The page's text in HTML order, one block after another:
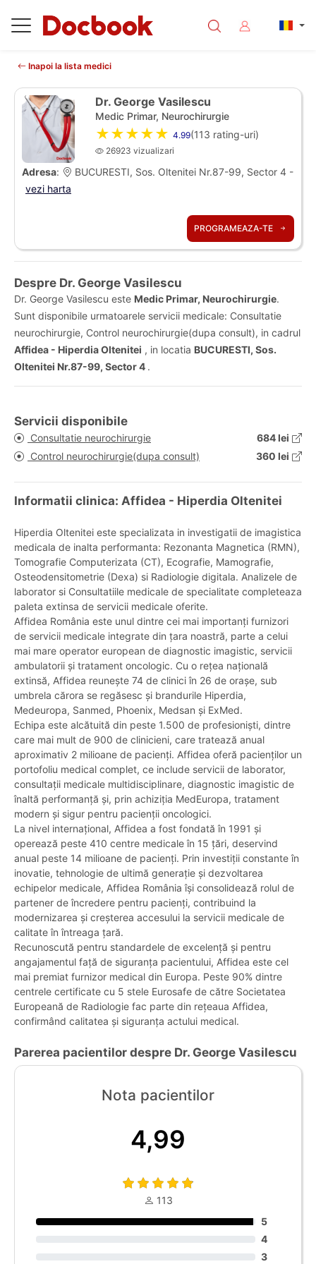
Inapoi la lista medici
Dr. George Vasilescu
Medic Primar, Neurochirurgie
★★★★★ 4.99(113 rating-uri)
26923 vizualizari
Adresa:
BUCURESTI, Sos. Oltenitei Nr.87-99, Sector 4 -
vezi harta
PROGRAMEAZA-TE
Despre Dr. George Vasilescu
Dr. George Vasilescu este Medic Primar, Neurochirurgie.
Sunt disponibile urmatoarele servicii medicale: Consultatie
neurochirurgie, Control neurochirurgie(dupa consult), in cadrul
Affidea - Hiperdia Oltenitei , in locatia BUCURESTI, Sos.
Oltenitei Nr.87-99, Sector 4 .
Servicii disponibile
Consultatie neurochirurgie
684 lei
Control neurochirurgie(dupa consult)
360 lei
Informatii clinica: Affidea - Hiperdia Oltenitei
Hiperdia Oltenitei este specializata in investigatii de imagistica
medicala de inalta performanta: Rezonanta Magnetica (RMN),
Tomografie Computerizata (CT), Ecografie, Mamografie,
Osteodensitometrie (Dexa) si Radiologie digitala. Analizele de
laborator si Consultatiile medicale de specialitate completeaza
paleta extinsa de servicii medicale oferite.
Affidea România este unul dintre cei mai importanți furnizori
de servicii medicale integrate din țara noastră, parte a celui
mai mare operator european de diagnostic imagistic, servicii
ambulatorii și tratament oncologic. Cu o rețea națională
extinsă, Affidea reunește 74 de clinici în 26 de orașe, sub
umbrela cărora se regăsesc și brandurile Hiperdia,
Medeuropa, Sanmed, Phoenix, Medsan și ExMed.
Echipa este alcătuită din peste 1.500 de profesioniști, dintre
care mai mult de 900 de clinicieni, care tratează anual
aproximativ 2 milioane de pacienți. Affidea oferă pacienților un
portofoliu medical complet, ce include servicii de laborator,
consultații medicale multidisciplinare, diagnostic imagistic de
înaltă performanță și, prin achiziția MedEuropa, tratament
modern și sigur pentru pacienții oncologici.
La nivel internațional, Affidea a fost fondată în 1991 și
operează peste 410 centre medicale în 15 țări, deservind
anual peste 14 milioane de pacienți. Prin investiții constante în
inovatie, tehnologie de ultimă generație și dezvoltarea
echipelor medicale, Affidea România își consolidează rolul de
partener de încredere pentru pacienți, contribuind la
modernizarea și creșterea accesului la servicii medicale de
calitate în întreaga țară.
Recunoscută pentru standardele de excelență și pentru
angajamentul față de siguranța pacientului, Affidea este cel
mai premiat furnizor medical din Europa. Peste 90% dintre
centrele certificate cu 5 stele Eurosafe de către Societatea
Europeană de Radiologie fac parte din rețeaua Affidea,
confirmând calitatea și siguranța actului medical.
Parerea pacientilor despre Dr. George Vasilescu
Nota pacientilor
4,99
113
5
4
3